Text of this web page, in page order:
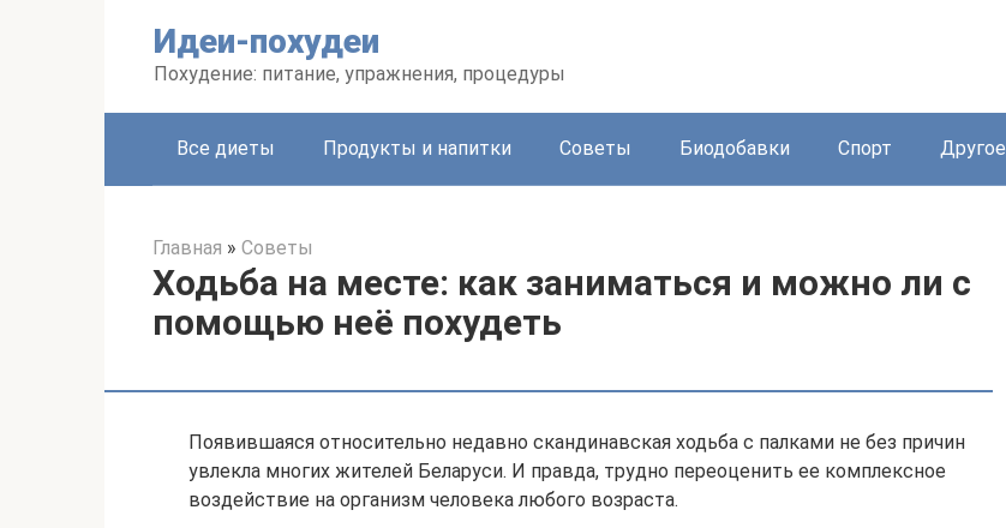
Идеи-похудеи
Похудение: питание, упражнения, процедуры
Все диеты Продукты и напитки Советы Биодобавки Спорт Другое
Главная » Советы
Ходьба на месте: как заниматься и можно ли с
помощью неё похудеть
Появившаяся относительно недавно скандинавская ходьба с палками не без причин
увлекла многих жителей Беларуси. И правда, трудно переоценить ее комплексное
воздействие на организм человека любого возраста.